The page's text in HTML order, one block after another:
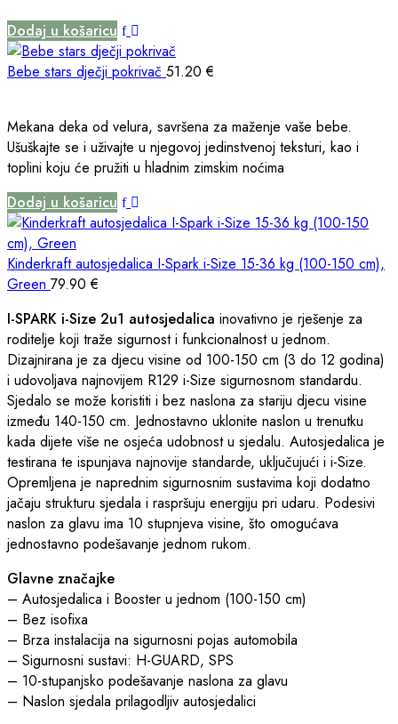
Dodaj u košaricu
Bebe stars dječji pokrivač 51.20€
Mekana deka od velura, savršena za maženje vaše bebe.
Ušuškajte se i uživajte u njegovoj jedinstvenoj teksturi, kao i
toplini koju će pružiti u hladnim zimskim noćima
Dodaj u košaricu
Kinderkraft autosjedalica I-Spark i-Size 15-36 kg (100-150 cm),
Green 79.90€
I-SPARK i-Size 2u1 autosjedalica inovativno je rješenje za
roditelje koji traže sigurnost i funkcionalnost u jednom.
Dizajnirana je za djecu visine od 100-150 cm (3 do 12 godina)
i udovoljava najnovijem R129 i-Size sigurnosnom standardu.
Sjedalo se može koristiti i bez naslona za stariju djecu visine
između 140-150 cm. Jednostavno uklonite naslon u trenutku
kada dijete više ne osjeća udobnost u sjedalu. Autosjedalica je
testirana te ispunjava najnovije standarde, uključujući i i-Size.
Opremljena je naprednim sigurnosnim sustavima koji dodatno
jačaju strukturu sjedala i raspršuju energiju pri udaru. Podesivi
naslon za glavu ima 10 stupnjeva visine, što omogućava
jednostavno podešavanje jednom rukom.
Glavne značajke
– Autosjedalica i Booster u jednom (100-150 cm)
– Bez isofixa
– Brza instalacija na sigurnosni pojas automobila
– Sigurnosni sustavi: H-GUARD, SPS
– 10-stupanjsko podešavanje naslona za glavu
– Naslon sjedala prilagodljiv autosjedalici